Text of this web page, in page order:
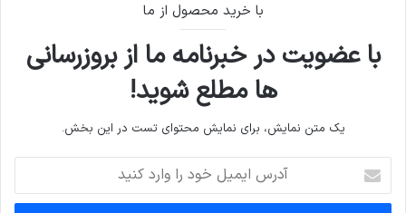
با خرید محصول از ما
با عضویت در خبرنامه ما از بروزرسانی
ها مطلع شوید!
یک متن نمایش، برای نمایش محتوای تست در این بخش.
ایمیل
خود